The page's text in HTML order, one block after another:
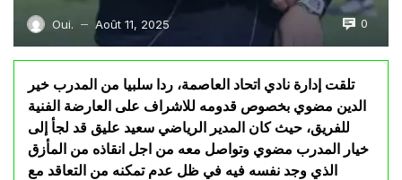
Oui. — Août 11, 2025 0
تلقت إدارة نادي اتحاد العاصمة، ردا سلبيا من المدرب خير
الدين مضوي بخصوص قدومه للاشراف على العارضة الفنية
للفريق، حيث كان المدير الرياضي سعيد عليق قد لجأ إلى
خيار المدرب مضوي وتواصل معه من اجل انقاذه من المأزق
الذي وجد نفسه فيه في ظل عدم تمكنه من التعاقد مع